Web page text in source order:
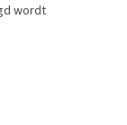
wordt